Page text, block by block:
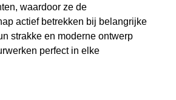
waardoor ze de
actief betrekken bij belangrijke
strakke en moderne ontwerp
perfect in elke